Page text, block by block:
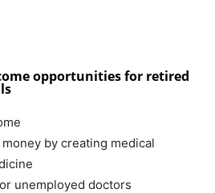
opportunities for retired
by creating medical
unemployed doctors